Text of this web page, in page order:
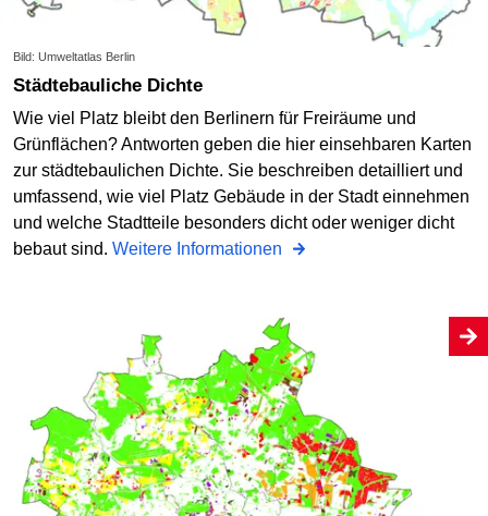
Bild: Umweltatlas Berlin
Städtebauliche Dichte
Wie viel Platz bleibt den Berlinern für Freiräume und
Grünflächen? Antworten geben die hier einsehbaren Karten
zur städtebaulichen Dichte. Sie beschreiben detailliert und
umfassend, wie viel Platz Gebäude in der Stadt einnehmen
und welche Stadtteile besonders dicht oder weniger dicht
bebaut sind. Weitere Informationen